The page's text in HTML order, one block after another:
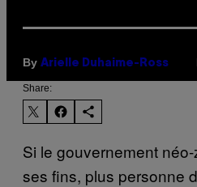
By Arielle Duhaime-Ross
Share:
Si le gouvernement
ses fins, plus personne